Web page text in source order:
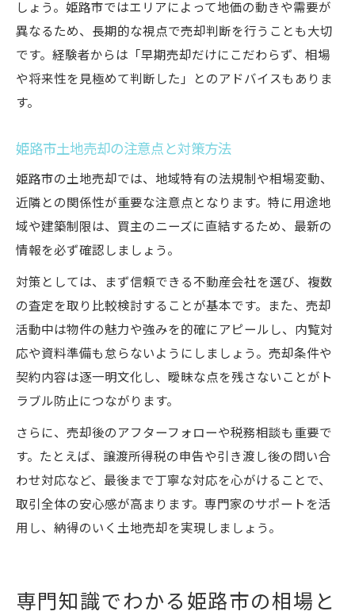
しょう。姫路市ではエリアによって地価の動きや需要が
異なるため、長期的な視点で売却判断を行うことも大切
です。経験者からは「早期売却だけにこだわらず、相場
や将来性を見極めて判断した」とのアドバイスもありま
す。
姫路市土地売却の注意点と対策方法
姫路市の土地売却では、地域特有の法規制や相場変動、
近隣との関係性が重要な注意点となります。特に用途地
域や建築制限は、買主のニーズに直結するため、最新の
情報を必ず確認しましょう。
対策としては、まず信頼できる不動産会社を選び、複数
の査定を取り比較検討することが基本です。また、売却
活動中は物件の魅力や強みを的確にアピールし、内覧対
応や資料準備も怠らないようにしましょう。売却条件や
契約内容は逐一明文化し、曖昧な点を残さないことがト
ラブル防止につながります。
さらに、売却後のアフターフォローや税務相談も重要で
す。たとえば、譲渡所得税の申告や引き渡し後の問い合
わせ対応など、最後まで丁寧な対応を心がけることで、
取引全体の安心感が高まります。専門家のサポートを活
用し、納得のいく土地売却を実現しましょう。
専門知識でわかる姫路市の相場と